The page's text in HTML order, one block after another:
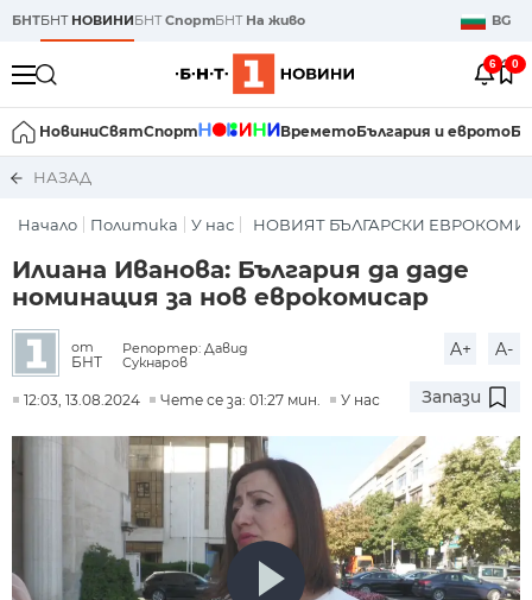
БНТБНТ НОВИНИБНТСпортБНТ На живо BG
6 0
НовиниСвятСпорт ВреметоБългария и еврото
НАЗАД
Начало Политика У нас НОВИЯТ БЪЛГАРСКИ
Илиана Иванова: България да даде
номинация за нов еврокомисар
от
БНТ
Репортер: Давид
Сукнаров
A+ A-
12:03, 13.08.2024 Чете се за: 01:27 мин. У нас Запази